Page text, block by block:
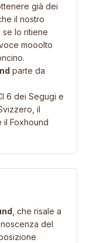
già dei
il nostro
se lo ritiene
mooolto
parte da
6 dei Segugi e
, il
il Foxhound
, che risale a
del